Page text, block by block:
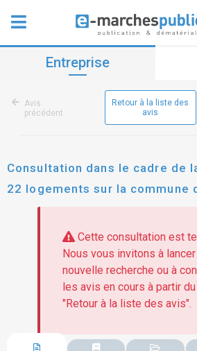
Entreprise
Avis
précédent
Retour à la liste des
avis
Consultation dans le cadre de
22 logements sur la commune
pour le lot 40w : pieux de
berlinoise- les deux cctp et
parois berlinoises et pieux de
indissociables. une réponse
de l'entreprise est attendue.
Cette consultation est
Nous vous invitons à lancer
nouvelle recherche ou à
les avis en cours à partir
"Retour à la liste des avis".